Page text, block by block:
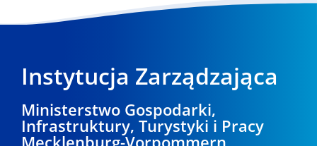
Instytucja Zarządzająca
Ministerstwo Gospodarki,
Infrastruktury, Turystyki i Pracy
Mecklenburg-Vorpommern